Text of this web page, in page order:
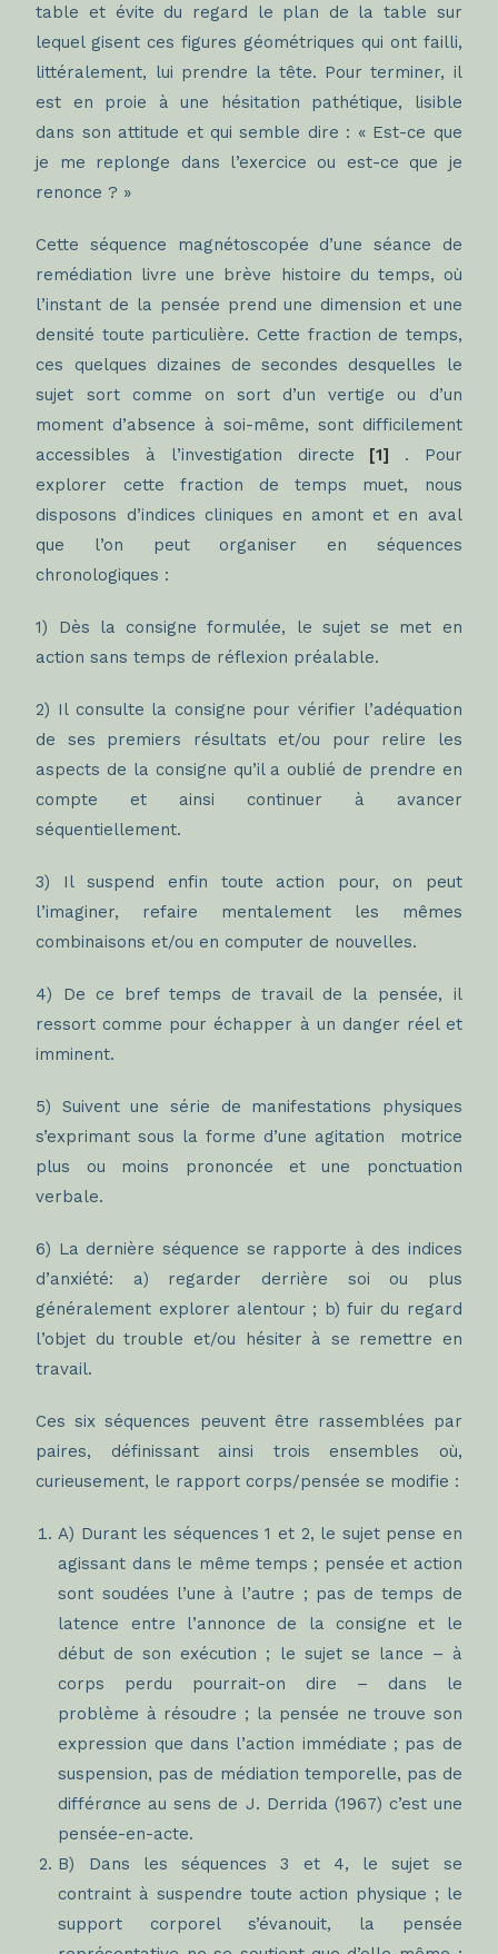
table et évite du regard le plan de la table sur
lequel gisent ces figures géométriques qui ont failli,
littéralement, lui prendre la tête. Pour terminer, il
est en proie à une hésitation pathétique, lisible
dans son attitude et qui semble dire : « Est-ce que
je me replonge dans l’exercice ou est-ce que je
renonce ? »
Cette séquence magnétoscopée d’une séance de
remédiation livre une brève histoire du temps, où
l’instant de la pensée prend une dimension et une
densité toute particulière. Cette fraction de temps,
ces quelques dizaines de secondes desquelles le
sujet sort comme on sort d’un vertige ou d’un
moment d’absence à soi-même, sont difficilement
accessibles à l’investigation directe [1] . Pour
explorer cette fraction de temps muet, nous
disposons d’indices cliniques en amont et en aval
que l’on peut organiser en séquences
chronologiques :
1) Dès la consigne formulée, le sujet se met en
action sans temps de réflexion préalable.
2) Il consulte la consigne pour vérifier l’adéquation
de ses premiers résultats et/ou pour relire les
aspects de la consigne qu’il a oublié de prendre en
compte et ainsi continuer à avancer
séquentiellement.
3) Il suspend enfin toute action pour, on peut
l’imaginer, refaire mentalement les mêmes
combinaisons et/ou en computer de nouvelles.
4) De ce bref temps de travail de la pensée, il
ressort comme pour échapper à un danger réel et
imminent.
5) Suivent une série de manifestations physiques
s’exprimant sous la forme d’une agitation motrice
plus ou moins prononcée et une ponctuation
verbale.
6) La dernière séquence se rapporte à des indices
d’anxiété: a) regarder derrière soi ou plus
généralement explorer alentour ; b) fuir du regard
l’objet du trouble et/ou hésiter à se remettre en
travail.
Ces six séquences peuvent être rassemblées par
paires, définissant ainsi trois ensembles où,
curieusement, le rapport corps/pensée se modifie :
A) Durant les séquences 1 et 2, le sujet pense en
agissant dans le même temps ; pensée et action
sont soudées l’une à l’autre ; pas de temps de
latence entre l’annonce de la consigne et le
début de son exécution ; le sujet se lance – à
corps perdu pourrait-on dire – dans le
problème à résoudre ; la pensée ne trouve son
expression que dans l’action immédiate ; pas de
suspension, pas de médiation temporelle, pas de
différance au sens de J. Derrida (1967) c’est une
pensée-en-acte.
B) Dans les séquences 3 et 4, le sujet se
contraint à suspendre toute action physique ; le
support corporel s’évanouit, la pensée